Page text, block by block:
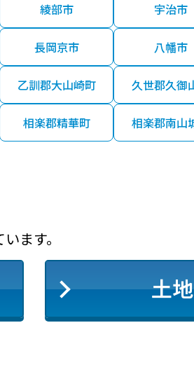
綾部市 宇治市
長岡京市 八幡市
乙訓郡大山崎町 久世郡久御
相楽郡精華町 相楽郡南山
ます。
土